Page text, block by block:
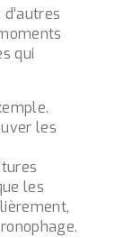
qui
les
les